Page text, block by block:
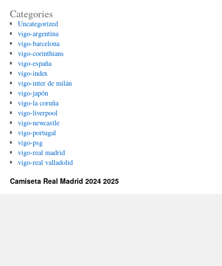
Categories
Uncategorized
vigo-argentina
vigo-barcelona
vigo-corinthians
vigo-españa
vigo-index
vigo-inter de milán
vigo-japón
vigo-la coruña
vigo-liverpool
vigo-newcastle
vigo-portugal
vigo-psg
vigo-real madrid
vigo-real valladolid
Camiseta Real Madrid 2024 2025